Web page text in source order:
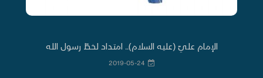
الإمام عليّ (عليه السلام).. امتداد لخطّ رسول الله
2019-05-24